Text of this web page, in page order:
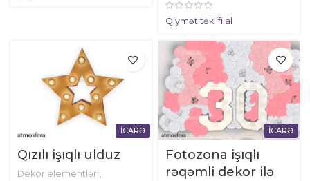
Qiymət təklifi al
İCARƏ
Qızılı işıqlı ulduz
Dekor elementləri
İCARƏ
Fotozona işıqlı
rəqəmli dekor ilə